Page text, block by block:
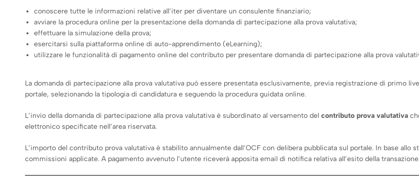
conoscere tutte le informazioni relative all’iter per diventare un consulente finanziario;
avviare la procedura online per la presentazione della domanda di partecipazione alla prova valutativa;
effettuare la simulazione della prova;
esercitarsi sulla piattaforma online di auto-apprendimento (eLearning);
utilizzare le funzionalità di pagamento online del contributo per presentare domanda di partecipazione alla prova
La domanda di partecipazione alla prova valutativa può essere presentata esclusivamente, previa registrazione di primo
portale, selezionando la tipologia di candidatura e seguendo la procedura guidata online.
L’invio della domanda di partecipazione alla prova valutativa è subordinato al versamento del contributo prova valutativa
elettronico specificate nell’area riservata.
L’importo del contributo prova valutativa è stabilito annualmente dall’OCF con delibera pubblicata sul portale. In base
commissioni applicate. A pagamento avvenuto l’utente riceverà apposita email di notifica relativa all’esito della